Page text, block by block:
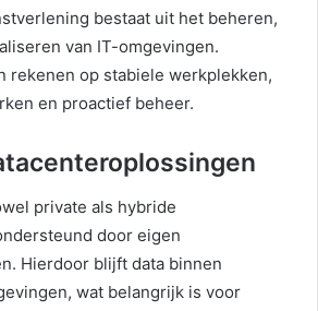
bestaat uit het beheren,
van IT-omgevingen.
rekenen op stabiele werkplekken,
en proactief beheer.
private als hybride
door eigen
Hierdoor blijft data binnen
wat belangrijk is voor